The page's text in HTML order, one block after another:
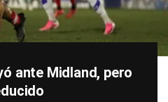
ante Midland, pero